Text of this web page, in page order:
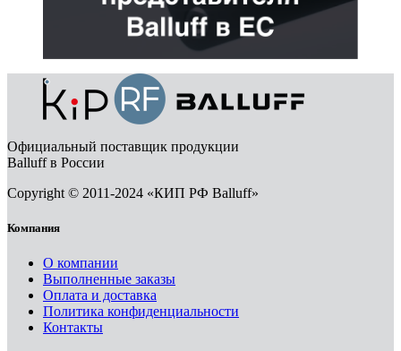
Официальный поставщик продукции
Balluff в России
Copyright © 2011-2024 «КИП РФ Balluff»
Компания
О компании
Выполненные заказы
Оплата и доставка
Политика конфиденциальности
Контакты